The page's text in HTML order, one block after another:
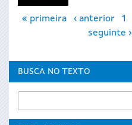
Páxinas
« primeira ‹ anterior 1
seguinte ›
BUSCA NO TEXTO